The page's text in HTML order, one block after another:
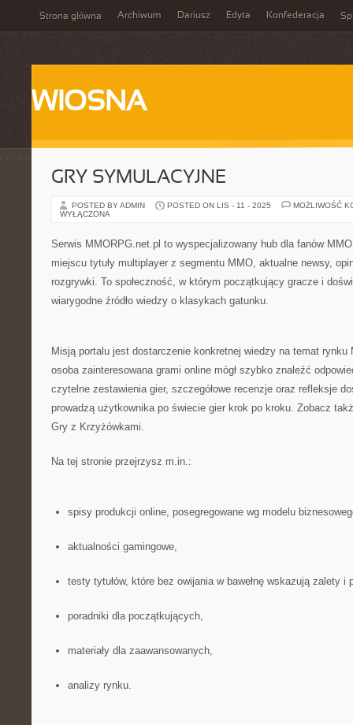
Strona główna Archiwum Dariusz Edyta Konfederacja
WIOSNA
GRY SYMULACYJNE
POSTED BY ADMIN POSTED ON LIS - 11 - 2025
MOŻLIWOŚĆ
WYŁĄCZONA
Serwis MMORPG.net.pl to wyspecjalizowany hub dla fanów
miejscu tytuły multiplayer z segmentu MMO, aktualne newsy,
rozgrywki. To społeczność, w którym początkujący gracze i
wiarygodne źródło wiedzy o klasykach gatunku.
Misją portalu jest dostarczenie konkretnej wiedzy na temat
osoba zainteresowana grami online mógł szybko znaleźć
czytelne zestawienia gier, szczegółowe recenzje oraz refleksje
prowadzą użytkownika po świecie gier krok po kroku. Zobacz
Gry z Krzyżówkami.
Na tej stronie przejrzysz m.in.:
spisy produkcji online, posegregowane wg modelu
aktualności gamingowe,
testy tytułów, które bez owijania w bawełnę wskazują zalety i
poradniki dla początkujących,
materiały dla zaawansowanych,
analizy rynku.